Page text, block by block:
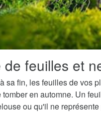
de feuilles et
sa fin, les feuilles de vos
en automne. Un
ou qu'il ne